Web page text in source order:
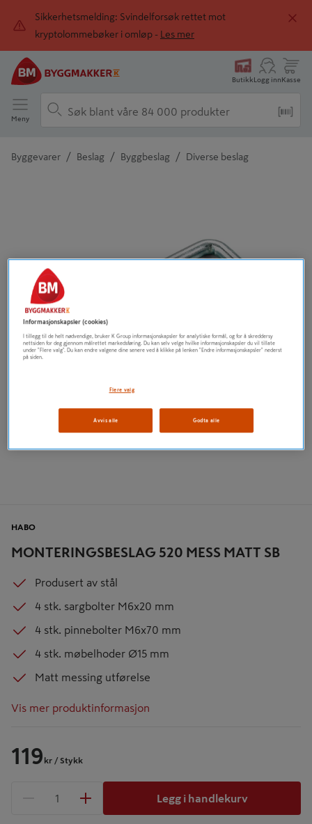
Sikkerhetsmelding: Svindelforsøk rettet mot
kryptolommebøker i omløp -
Les mer
ButikkLogg innKasse
Meny
Byggevarer / Beslag / Byggbeslag / Diverse beslag
MONTERINGSBESLAG 520 MESS MATT SB
HABO
Produsert av stål
4 stk. sargbolter M6x20 mm
4 stk. pinnebolter M6x70 mm
4 stk. møbelhoder Ø15 mm
Matt messing utførelse
Vis mer produktinformasjon
119 kr / Stykk
1 produkter
Legg i handlekurv
Informasjonskapsler (cookies)
I tillegg til de helt nødvendige, bruker K Group informasjonskapsler for analytiske formål, og for å skreddersy
nettsiden for deg gjennom målrettet markedsføring. Du kan selv velge hvilke informasjonskapsler du vil tillate
under "Flere valg". Du kan endre valgene dine senere ved å klikke på lenken "Endre informasjonskapsler" nederst
på siden.
Flere valg
Avvis alle Godta alle